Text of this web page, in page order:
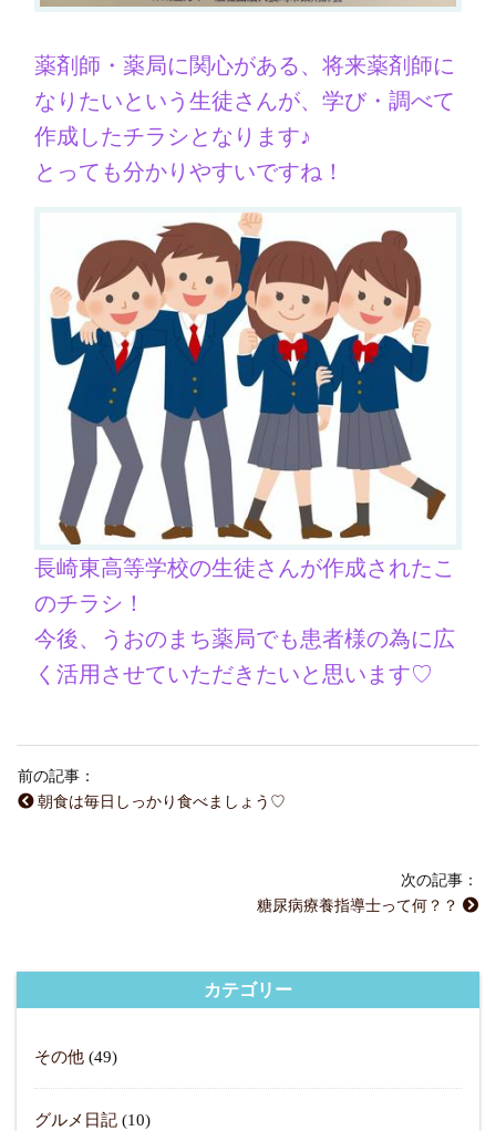
薬剤師・薬局に関心がある、将来薬剤師に
なりたいという生徒さんが、学び・調べて
作成したチラシとなります♪
とっても分かりやすいですね！
長崎東高等学校の生徒さんが作成されたこ
のチラシ！
今後、うおのまち薬局でも患者様の為に広
く活用させていただきたいと思います♡
前の記事：
朝食は毎日しっかり食べましょう♡
次の記事：
糖尿病療養指導士って何？？
カテゴリー
その他 (49)
グルメ日記 (10)